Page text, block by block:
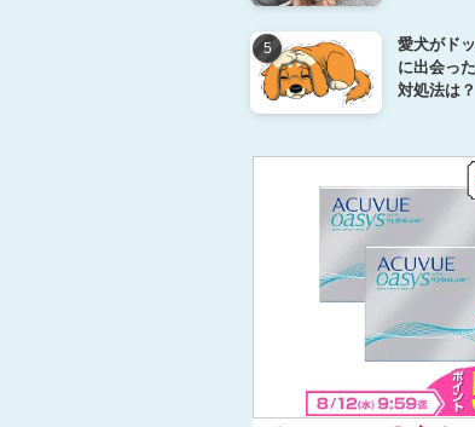
愛犬がド
に出会っ
対処法は？